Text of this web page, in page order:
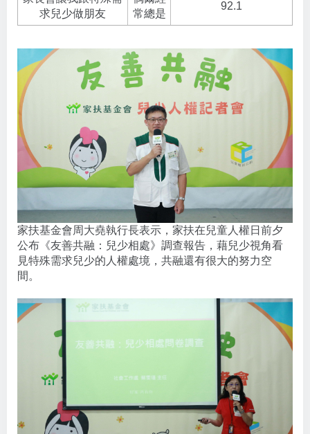
求兒少做朋友
常總是
92.1
家扶基金會周大堯執行長表示，家扶在兒童人權日前夕
公布《友善共融：兒少相處》調查報告，藉兒少視角看
見特殊需求兒少的人權處境，共融還有很大的努力空
間。